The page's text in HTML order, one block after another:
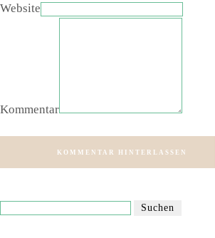
Website
Kommentar
KOMMENTAR HINTERLASSEN